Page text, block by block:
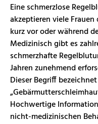
Eine schmerzlose
akzeptieren viele
kurz vor oder während
Medizinisch gibt es
schmerzhafte
Jahren zunehmend
Dieser Begriff
Hochwertige
nicht-medizinischen